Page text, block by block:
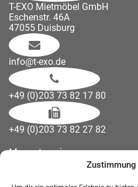
Zustimmung
T-EXO Mietmöbel GmbH
Eschenstr. 46A
47055 Duisburg
info@t-exo.de
+49 (0)203 73 82 17 80
+49 (0)203 73 82 27 82
Messetermine
Downloads